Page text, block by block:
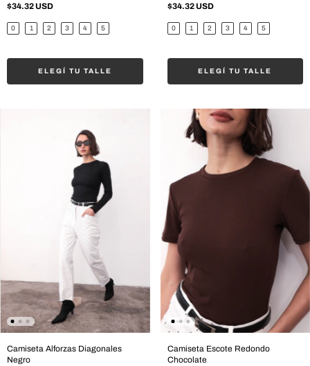
$34.32 USD
0 1 2 3 4 5
ELEGÍ TU TALLE
$34.32 USD
0 1 2 3 4 5
ELEGÍ TU TALLE
Camiseta Alforzas Diagonales
Negro
Camiseta Escote Redondo
Chocolate